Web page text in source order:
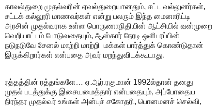
காவல்துறை முதல்வரின் ஏவல்துறையானதும், சட்ட வல்லுனர்கள்,
சட்டக் கல்லூரி மாணவர்கள் என்று பலரும் இந்த மைனாரிட்டி
அரசின் முதல்வராக உள்ள பொருணாநிதியின் ஆட்சியில் வன்முறை
வெறியாட்டம் போடுவதையும், ஆஸ்கார் நேரடி ஒளிபரப்பின்
நடுநடுவே சேனல் மாற்றி மாற்றி மக்கள் பார்த்துக் கொண்டுதான்
இருக்கிறார்கள் என்பதை அவர் மறந்துவிடக்கூடாது.
ரத்தத்தின் ரத்தங்களே… ஏ.ஆர்.ரகுமான் 1992ல்தான் தனது
முதல் படத்துக்கு இசையமைத்தார் என்பதையும், அப்போதைய
நிரந்தர முதல்வர் உங்கள் அன்புச் சகோதரி, பொனமனச் செல்வி,